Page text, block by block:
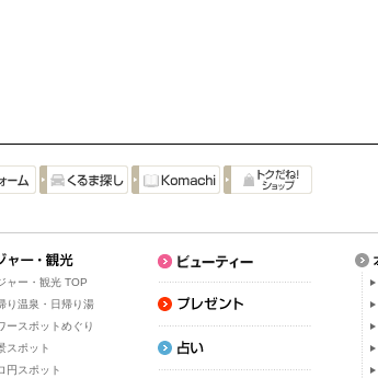
ャー・観光 TOP
り温泉・日帰り湯
ースポットめぐり
スポット
円スポット